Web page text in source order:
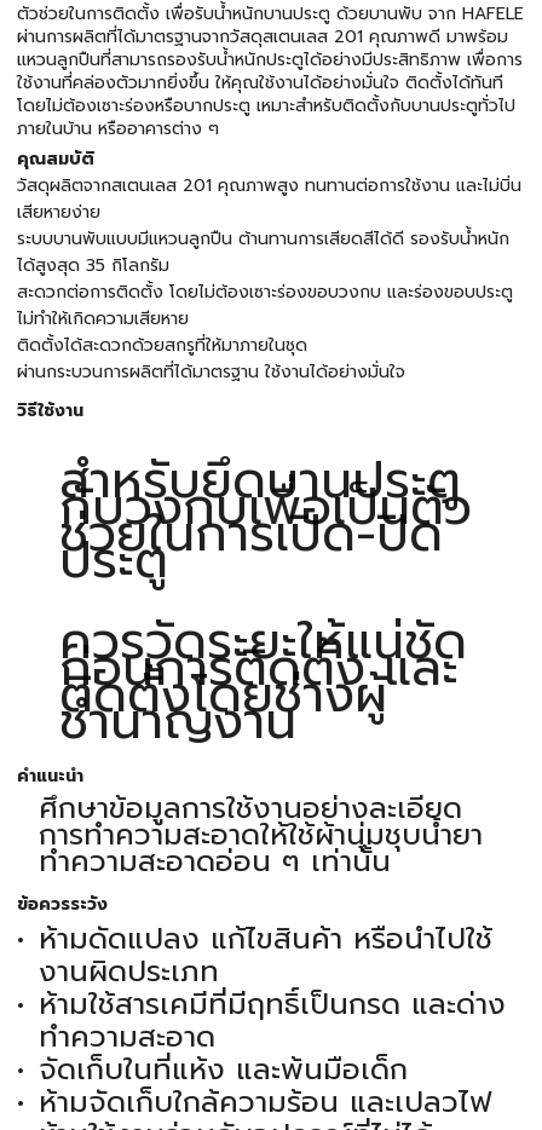
ตัวช่วยในการติดตั้ง เพื่อรับน้ำหนักบานประตู ด้วยบานพับ จาก HAFELE
ผ่านการผลิตที่ได้มาตรฐานจากวัสดุสเตนเลส 201 คุณภาพดี มาพร้อม
แหวนลูกปืนที่สามารถรองรับน้ำหนักประตูได้อย่างมีประสิทธิภาพ เพื่อการ
ใช้งานที่คล่องตัวมากยิ่งขึ้น ให้คุณใช้งานได้อย่างมั่นใจ ติดตั้งได้ทันที
โดยไม่ต้องเซาะร่องหรือบากประตู เหมาะสำหรับติดตั้งกับบานประตูทั่วไป
ภายในบ้าน หรืออาคารต่าง ๆ
คุณสมบัติ
วัสดุผลิตจากสเตนเลส 201 คุณภาพสูง ทนทานต่อการใช้งาน และไม่บิ่น
เสียหายง่าย
ระบบบานพับแบบมีแหวนลูกปืน ต้านทานการเสียดสีได้ดี รองรับน้ำหนัก
ได้สูงสุด 35 กิโลกรัม
สะดวกต่อการติดตั้ง โดยไม่ต้องเซาะร่องขอบวงกบ และร่องขอบประตู
ไม่ทำให้เกิดความเสียหาย
ติดตั้งได้สะดวกด้วยสกรูที่ให้มาภายในชุด
ผ่านกระบวนการผลิตที่ได้มาตรฐาน ใช้งานได้อย่างมั่นใจ
วิธีใช้งาน
สำหรับยึดบานประตู
กับวงกบเพื่อเป็นตัว
ช่วยในการเปิด-ปิด
ประตู
ควรวัดระยะให้แน่ชัด
ก่อนการติดตั้ง และ
ติดตั้งโดยช่างผู้
ชำนาญงาน
คำแนะนำ
ศึกษาข้อมูลการใช้งานอย่างละเอียด
การทำความสะอาดให้ใช้ผ้านุ่มชุบน้ำยา
ทำความสะอาดอ่อน ๆ เท่านั้น
ข้อควรระวัง
ห้ามดัดแปลง แก้ไขสินค้า หรือนำไปใช้
งานผิดประเภท
ห้ามใช้สารเคมีที่มีฤทธิ์เป็นกรด และด่าง
ทำความสะอาด
จัดเก็บในที่แห้ง และพ้นมือเด็ก
ห้ามจัดเก็บใกล้ความร้อน และเปลวไฟ